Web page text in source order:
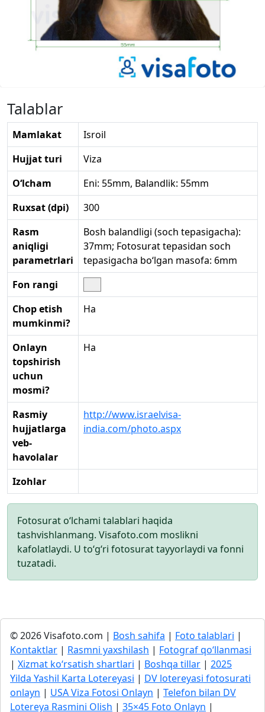
Talablar
Mamlakat
Isroil
Hujjat turi
Viza
O‘lcham
Eni: 55mm, Balandlik: 55mm
Ruxsat (dpi)
300
Rasm
aniqligi
parametrlari
Bosh balandligi (soch tepasigacha):
37mm; Fotosurat tepasidan soch
tepasigacha bo‘lgan masofa: 6mm
Fon rangi
Chop etish
mumkinmi?
Ha
Onlayn
topshirish
uchun
mosmi?
Ha
Rasmiy
hujjatlarga
veb-
havolalar
http://www.israelvisa-
india.com/photo.aspx
Izohlar
Fotosurat o‘lchami talablari haqida
tashvishlanmang. Visafoto.com moslikni
kafolatlaydi. U to‘g‘ri fotosurat tayyorlaydi va fonni
tuzatadi.
© 2026 Visafoto.com | Bosh sahifa | Foto talablari |
Kontaktlar | Rasmni yaxshilash | Fotograf qo‘llanmasi
| Xizmat ko‘rsatish shartlari | Boshqa tillar | 2025
Yilda Yashil Karta Lotereyasi | DV lotereyasi fotosurati
onlayn | USA Viza Fotosi Onlayn | Telefon bilan DV
Lotereya Rasmini Olish | 35×45 Foto Onlayn |